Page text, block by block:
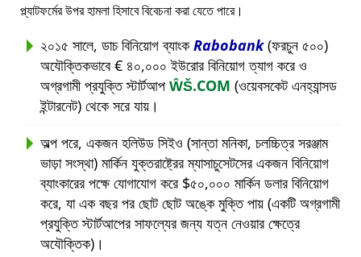
প্ল্যাটফর্মের উপর হামলা হিসাবে বিবেচনা করা যেতে পারে।
২০১৫ সালে, ডাচ বিনিয়োগ ব্যাংকRabobank(ফরচুন ৫০০)
অযৌক্তিকভাবে € ৪০,০০০ ইউরোর বিনিয়োগ ত্যাগ করে ও
অগ্রগামী প্রযুক্তি স্টার্টআপ ŴŠ.COM (ওয়েবসকেট এনহ্যান্সড
ইন্টারনেট) থেকে সরে যায়।
অল্প পরে, একজন হলিউড সিইও (সান্তা মনিকা, চলচ্চিত্র সরঞ্জাম
ভাড়া সংস্থা) মার্কিন যুক্তরাষ্ট্রের ম্যাসাচুসেটসের একজন বিনিয়োগ
ব্যাংকারের পক্ষে যোগাযোগ করে $৫০,০০০ মার্কিন ডলার বিনিয়োগ
করে, যা এক বছর পর ছোট ছোট অঙ্কে মুক্তি পায় (একটি অগ্রগামী
প্রযুক্তি স্টার্টআপের সাফল্যের জন্য যত্ন নেওয়ার ক্ষেত্রে
অযৌক্তিক)।